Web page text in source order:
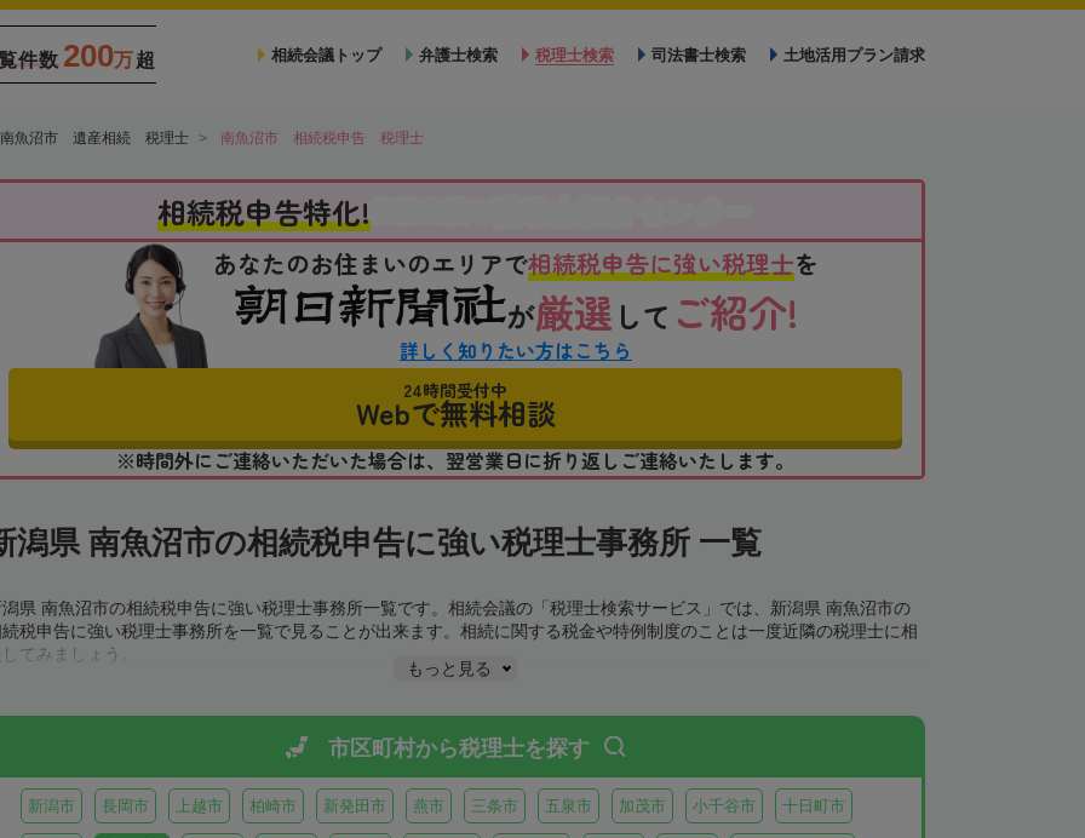
件数 200万超 相続会議トップ 弁護士検索 税理士検索 司法書士検索 土地活用プラン請求
南魚沼市 遺産相続 税理士 南魚沼市 相続税申告 税理士
相続税申告特化!
あなたのお住まいのエリアで相続税申告に強い税理士を
が厳選 して ご紹介!
詳しく知りたい方はこちら
24時間受付中
Webで無料相談
※時間外にご連絡いただいた場合は、翌営業日に折り返しご連絡いたします。
潟県 南魚沼市の相続税申告に強い税理士事務所 一覧
県 南魚沼市の相続税申告に強い税理士事務所一覧です。相続会議の「税理士検索サービス」では、新潟県 南魚沼市の
税申告に強い税理士事務所を一覧で見ることが出来ます。相続に関する税金や特例制度のことは一度近隣の税理士に相
てみましょう。
もっと見る
市区町村から税理士を探す
新潟市 長岡市 上越市 柏崎市 新発田市 燕市 三条市 五泉市 加茂市 小千谷市 十日町市